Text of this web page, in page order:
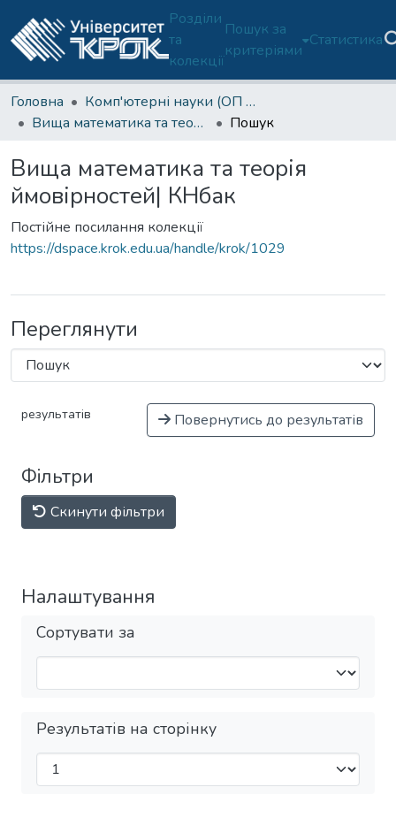
Розділи
та
колекції
Пошук за
критеріями
Статистика
Головна
Комп'ютерні науки (ОП F3-Б)-1 курс
Вища математика та теорія ймовірностей| КНбак
Пошук
Вища математика та теорія
ймовірностей| КНбак
Постійне посилання колекції
https://dspace.krok.edu.ua/handle/krok/1029
Переглянути
результатів Повернутись до результатів
Фільтри
Скинути фільтри
Налаштування
Сортувати за
Результатів на сторінку